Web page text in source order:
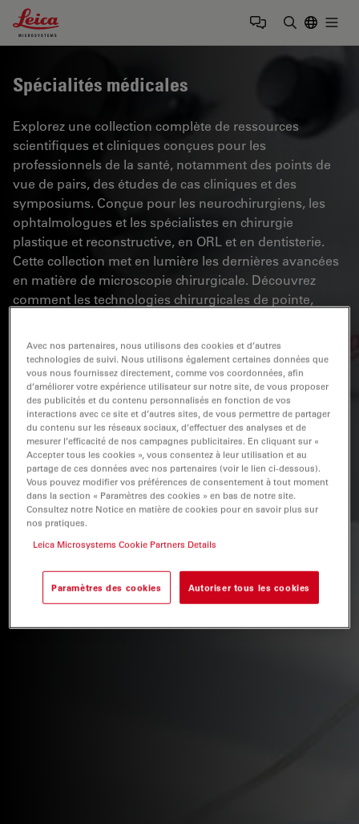
Leica Microsystems Logo
Spécialités médicales
Explorez une collection complète de ressources
scientifiques et cliniques conçues pour les
professionnels de la santé, notamment des points de
vue de pairs, des études de cas cliniques et des
symposiums. Conçue pour les neurochirurgiens, les
ophtalmologues et les spécialistes en chirurgie
plastique et reconstructive, en ORL et en dentisterie.
Cette collection met en lumière les dernières avancées
en matière de microscopie chirurgicale. Découvrez
comment les technologies chirurgicales de pointe,
des décisions en toute confiance et d'être précis dans
les chirurgies complexes.
Avec nos partenaires, nous utilisons des cookies et d’autres
technologies de suivi. Nous utilisons également certaines données que
vous nous fournissez directement, comme vos coordonnées, afin
d’améliorer votre expérience utilisateur sur notre site, de vous proposer
des publicités et du contenu personnalisés en fonction de vos
interactions avec ce site et d’autres sites, de vous permettre de partager
du contenu sur les réseaux sociaux, d’effectuer des analyses et de
mesurer l’efficacité de nos campagnes publicitaires. En cliquant sur «
Accepter tous les cookies », vous consentez à leur utilisation et au
partage de ces données avec nos partenaires (voir le lien ci-dessous).
Vous pouvez modifier vos préférences de consentement à tout moment
dans la section « Paramètres des cookies » en bas de notre site.
Consultez notre Notice en matière de cookies pour en savoir plus sur
nos pratiques.
Leica Microsystems Cookie Partners Details
Paramètres des cookies Autoriser tous les cookies